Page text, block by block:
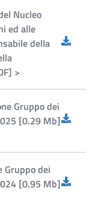
Nucleo
ed alle
della
>
Gruppo dei
[0.29 Mb]
Gruppo dei
[0.95 Mb]